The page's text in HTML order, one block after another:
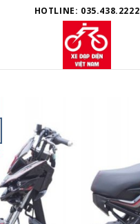
HOTLINE: 035.438.2222